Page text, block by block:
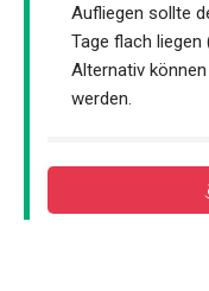
Aufliegen sollte
Tage flach
Alternativ
werden.